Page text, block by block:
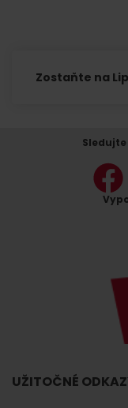
Zostaňte na
UŽITOČNÉ